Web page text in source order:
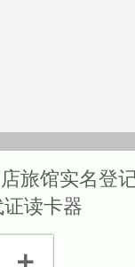
旅馆实名登
读卡器